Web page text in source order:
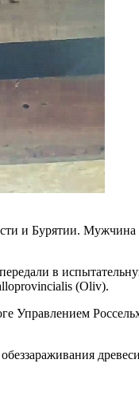
и Бурятии.
передали в
(Oliv).